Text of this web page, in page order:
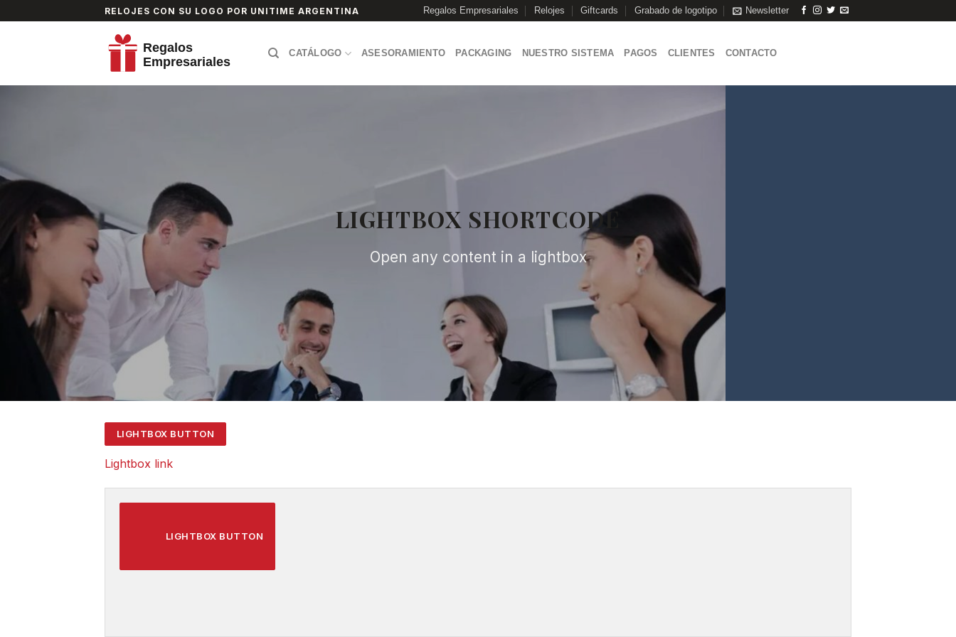
to
RELOJES CON SU LOGO POR UNITIME ARGENTINA Regalos Empresariales Relojes Giftcards Grabado de logotipo Newsletter
CATÁLOGO ASESORAMIENTO PACKAGING NUESTRO SISTEMA PAGOS CLIENTES CONTACTO
LIGHTBOX SHORTCODE
Open any content in a lightbox
LIGHTBOX BUTTON
Lightbox link
LIGHTBOX BUTTON